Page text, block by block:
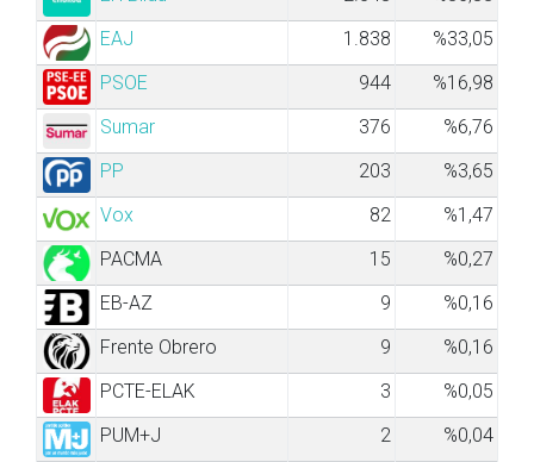
EAJ
1.838
%33,05
PSOE
944
%16,98
Sumar
376
%6,76
PP
203
%3,65
Vox
82
%1,47
PACMA
15
%0,27
EB-AZ
9
%0,16
Frente Obrero
9
%0,16
PCTE-ELAK
3
%0,05
PUM+J
2
%0,04